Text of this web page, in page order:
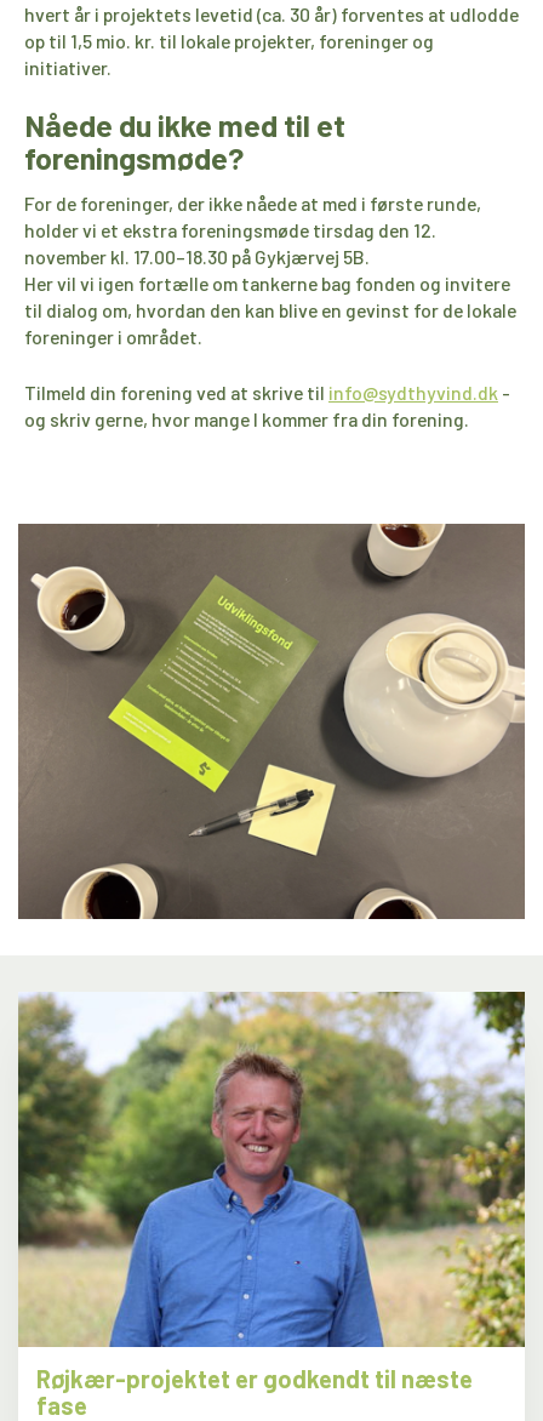
hvert år i projektets levetid (ca. 30 år) forventes at udlodde
op til 1,5 mio. kr. til lokale projekter, foreninger og
initiativer.
Nåede du ikke med til et
foreningsmøde?
For de foreninger, der ikke nåede at med i første runde,
holder vi et ekstra foreningsmøde tirsdag den 12.
november kl. 17.00–18.30 på Gykjærvej 5B.
Her vil vi igen fortælle om tankerne bag fonden og invitere
til dialog om, hvordan den kan blive en gevinst for de lokale
foreninger i området.
Tilmeld din forening ved at skrive til info@sydthyvind.dk -
og skriv gerne, hvor mange I kommer fra din forening.
Røjkær-projektet er godkendt til næste
fase